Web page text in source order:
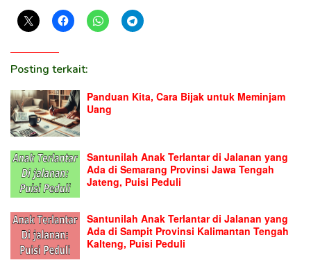
Posting terkait:
Panduan Kita, Cara Bijak untuk Meminjam
Uang
Santunilah Anak Terlantar di Jalanan yang
Ada di Semarang Provinsi Jawa Tengah
Jateng, Puisi Peduli
Santunilah Anak Terlantar di Jalanan yang
Ada di Sampit Provinsi Kalimantan Tengah
Kalteng, Puisi Peduli